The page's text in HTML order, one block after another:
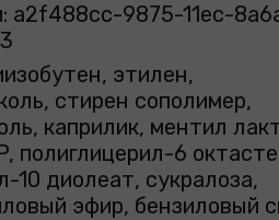
a2f488cc-9875-11ec-
этилен,
стирен сополимер,
каприлик, ментил
полиглицерил-6
10 диолеат, сукралоза,
эфир, бензиловый